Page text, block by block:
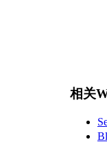
相关